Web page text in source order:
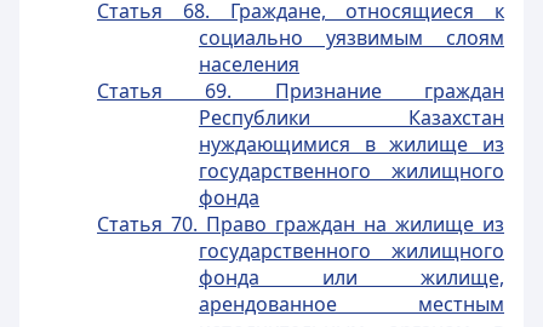
Статья 68. Граждане, относящиеся к
социально уязвимым слоям
населения
Статья 69. Признание граждан
Республики Казахстан
нуждающимися в жилище из
государственного жилищного
фонда
Статья 70. Право граждан на жилище из
государственного жилищного
фонда или жилище,
арендованное местным